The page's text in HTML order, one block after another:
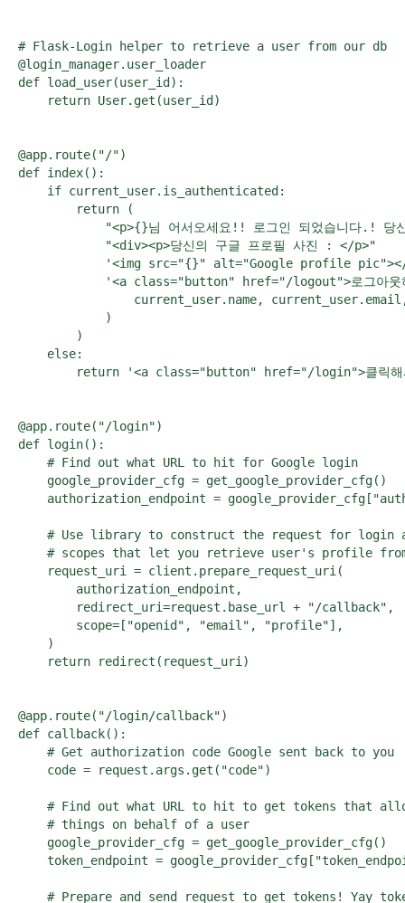
# Flask-Login helper to retrieve a user from our db
@login_manager.user_loader
def load_user(user_id):
    return User.get(user_id)
@app.route("/")
def index():
    if current_user.is_authenticated:
        return (
"<p>{}님 어서오세요!! 로그인 되었습니다.! 당
            "<div><p>당신의 구글 프로필 사진 : </p>"
'<img src="{}" alt="Google profile
'<a class="button" href="/logout">로그아
current_user.name,
            )
        )
    else:
return '<a class="button" href="/login">클릭해
@app.route("/login")
def login():
    # Find out what URL to hit for Google login
    google_provider_cfg = get_google_provider_cfg()
authorization_endpoint =
# Use library to construct the request for login
# scopes that let you retrieve user's profile
    request_uri = client.prepare_request_uri(
        authorization_endpoint,
        redirect_uri=request.base_url + "/callback",
        scope=["openid", "email", "profile"],
    )
    return redirect(request_uri)
@app.route("/login/callback")
def callback():
    # Get authorization code Google sent back to you
    code = request.args.get("code")
# Find out what URL to hit to get tokens that
    # things on behalf of a user
    google_provider_cfg = get_google_provider_cfg()
token_endpoint =
# Prepare and send request to get tokens! Yay